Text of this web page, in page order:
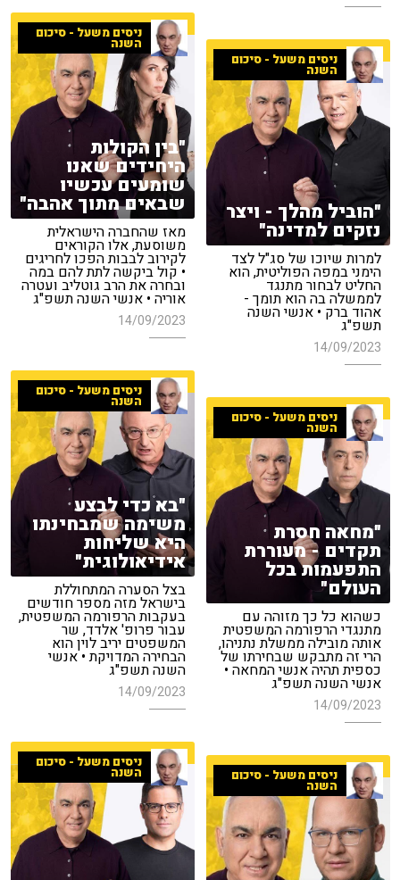
ניסים משעל - סיכום
השנה
"בין הקולות
היחידים שאנו
שומעים עכשיו
שבאים מתוך אהבה"
מאז שהחברה הישראלית
משוסעת, אלו הקוראים
לקירוב לבבות הפכו לחריגים
• קול ביקשה לתת להם במה
ובחרה את הרב גוטליב ועטרה
אוריה • אנשי השנה תשפ"ג
14/09/2023
ניסים משעל - סיכום
השנה
"הוביל מהלך - ויצר
נזקים למדינה"
למרות שיוכו של סג"ל לצד
הימני במפה הפוליטית, הוא
החליט לבחור מתנגד
לממשלה בה הוא תומך -
אהוד ברק • אנשי השנה
תשפ"ג
14/09/2023
ניסים משעל - סיכום
השנה
"בא כדי לבצע
משימה שמבחינתו
היא שליחות
אידיאולוגית"
בצל הסערה המתחוללת
בישראל מזה מספר חודשים
בעקבות הרפורמה המשפטית,
עבור פרופ' אלדד, שר
המשפטים יריב לוין הוא
הבחירה המדויקת • אנשי
השנה תשפ"ג
14/09/2023
ניסים משעל - סיכום
השנה
"מחאה חסרת
תקדים - מעוררת
התפעמות בכל
העולם"
כשהוא כל כך מזוהה עם
מתנגדי הרפורמה המשפטית
אותה מובילה ממשלת נתניהו,
הרי זה מתבקש שבחירתו של
כספית תהיה אנשי המחאה •
אנשי השנה תשפ"ג
14/09/2023
ניסים משעל - סיכום
השנה ניסים משעל - סיכום
השנה